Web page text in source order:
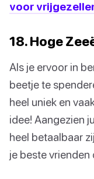
voor
18. Hoge
Als je ervoor in
beetje te
heel uniek en
idee! Aangezien
heel betaalbaar
je beste vrienden